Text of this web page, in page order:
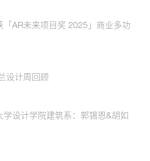
「AR未来项目奖 2025」商业多功
设计周回顾
学设计学院建筑系：郭锡恩&胡如